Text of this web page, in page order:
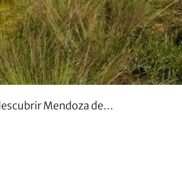
Mendoza de…